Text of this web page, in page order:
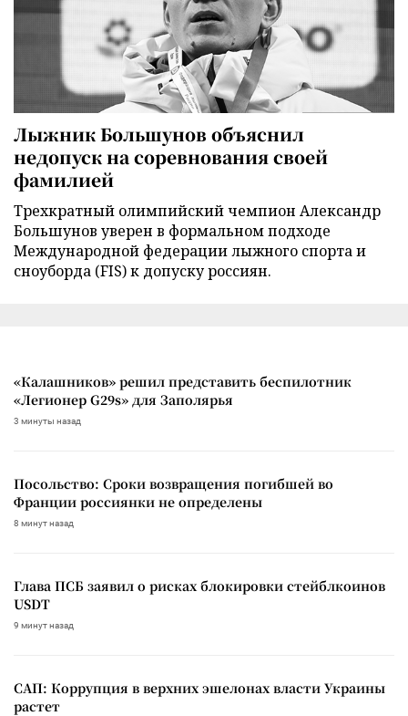
Лыжник Большунов объяснил
недопуск на соревнования своей
фамилией
Трехкратный олимпийский чемпион Александр
Большунов уверен в формальном подходе
Международной федерации лыжного спорта и
сноуборда (FIS) к допуску россиян.
«Калашников» решил представить беспилотник
«Легионер G29s» для Заполярья
3 минуты назад
Посольство: Сроки возвращения погибшей во
Франции россиянки не определены
8 минут назад
Глава ПСБ заявил о рисках блокировки стейблкоинов
USDT
9 минут назад
САП: Коррупция в верхних эшелонах власти Украины
растет